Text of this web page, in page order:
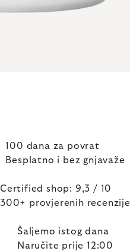
100 dana za povrat
Besplatno i bez gnjavaže
Certified shop: 9,3 / 10
300+ provjerenih recenzije
Šaljemo istog dana
Naručite prije 12:00